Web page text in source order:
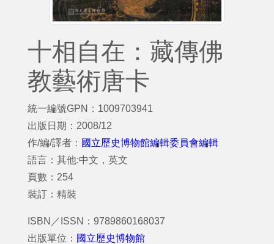
十相自在：藏傳佛
教藝術唐卡
統一編號GPN：1009703941
出版日期：2008/12
作/編/譯者： 國立歷史博物館編輯委員會編輯
語言：其他:中文，英文
頁數：254
裝訂：精裝
ISBN／ISSN：9789860168037
出版單位： 國立歷史博物館